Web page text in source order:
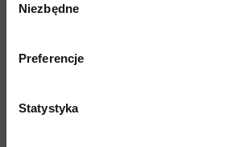
zgody
Niezbędne
Preferencje
Statystyka
ochrona przed promieniowaniem
przesunięte, gładkie szwy
plecakiem